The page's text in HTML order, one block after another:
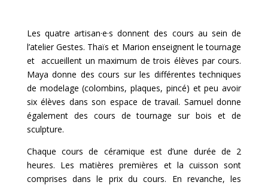
Les quatre artisan·e·s donnent des cours au sein de
l’atelier Gestes. Thaïs et Marion enseignent le tournage
et accueillent un maximum de trois élèves par cours.
Maya donne des cours sur les différentes techniques
de modelage (colombins, plaques, pincé) et peu avoir
six élèves dans son espace de travail. Samuel donne
également des cours de tournage sur bois et de
sculpture.
Chaque cours de céramique est d’une durée de 2
heures. Les matières premières et la cuisson sont
comprises dans le prix du cours. En revanche, les